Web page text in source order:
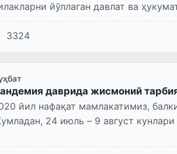
йўллаган давлат ва
халқаро...
3324
даврида жисмоний
йил нафақат мамлакатимиз,
24 июль – 9 август